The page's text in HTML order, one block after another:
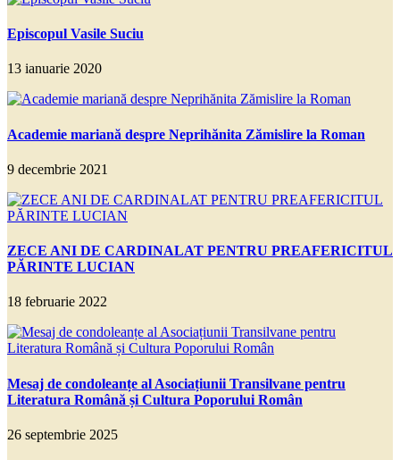
Episcopul Vasile Suciu
13 ianuarie 2020
Academie mariană despre Neprihănita Zămislire la Roman
9 decembrie 2021
ZECE ANI DE CARDINALAT PENTRU PREAFERICITUL
PĂRINTE LUCIAN
18 februarie 2022
Mesaj de condoleanțe al Asociațiunii Transilvane pentru
Literatura Română și Cultura Poporului Român
26 septembrie 2025